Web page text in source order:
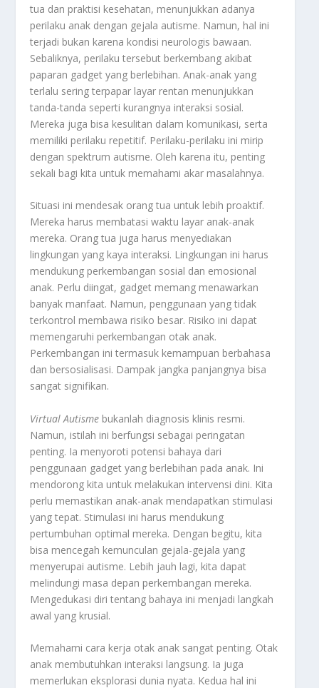
tua dan praktisi kesehatan, menunjukkan adanya
perilaku anak dengan gejala autisme. Namun, hal ini
terjadi bukan karena kondisi neurologis bawaan.
Sebaliknya, perilaku tersebut berkembang akibat
paparan gadget yang berlebihan. Anak-anak yang
terlalu sering terpapar layar rentan menunjukkan
tanda-tanda seperti kurangnya interaksi sosial.
Mereka juga bisa kesulitan dalam komunikasi, serta
memiliki perilaku repetitif. Perilaku-perilaku ini mirip
dengan spektrum autisme. Oleh karena itu, penting
sekali bagi kita untuk memahami akar masalahnya.
Situasi ini mendesak orang tua untuk lebih proaktif.
Mereka harus membatasi waktu layar anak-anak
mereka. Orang tua juga harus menyediakan
lingkungan yang kaya interaksi. Lingkungan ini harus
mendukung perkembangan sosial dan emosional
anak. Perlu diingat, gadget memang menawarkan
banyak manfaat. Namun, penggunaan yang tidak
terkontrol membawa risiko besar. Risiko ini dapat
memengaruhi perkembangan otak anak.
Perkembangan ini termasuk kemampuan berbahasa
dan bersosialisasi. Dampak jangka panjangnya bisa
sangat signifikan.
Virtual Autisme bukanlah diagnosis klinis resmi.
Namun, istilah ini berfungsi sebagai peringatan
penting. Ia menyoroti potensi bahaya dari
penggunaan gadget yang berlebihan pada anak. Ini
mendorong kita untuk melakukan intervensi dini. Kita
perlu memastikan anak-anak mendapatkan stimulasi
yang tepat. Stimulasi ini harus mendukung
pertumbuhan optimal mereka. Dengan begitu, kita
bisa mencegah kemunculan gejala-gejala yang
menyerupai autisme. Lebih jauh lagi, kita dapat
melindungi masa depan perkembangan mereka.
Mengedukasi diri tentang bahaya ini menjadi langkah
awal yang krusial.
Memahami cara kerja otak anak sangat penting. Otak
anak membutuhkan interaksi langsung. Ia juga
memerlukan eksplorasi dunia nyata. Kedua hal ini